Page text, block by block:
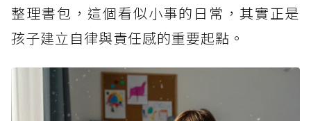
整理書包，這個看似小事的日常，其實正是
孩子建立自律與責任感的重要起點。